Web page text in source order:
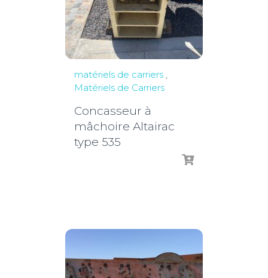
matériels de carriers ,
Matériels de Carriers
Concasseur à
mâchoire Altairac
type 535